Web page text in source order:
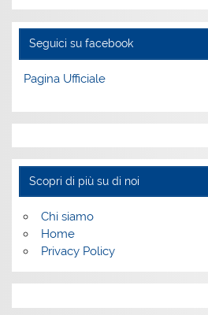
Seguici su facebook
Pagina Ufficiale
Scopri di più su di noi
Chi siamo
Home
Privacy Policy